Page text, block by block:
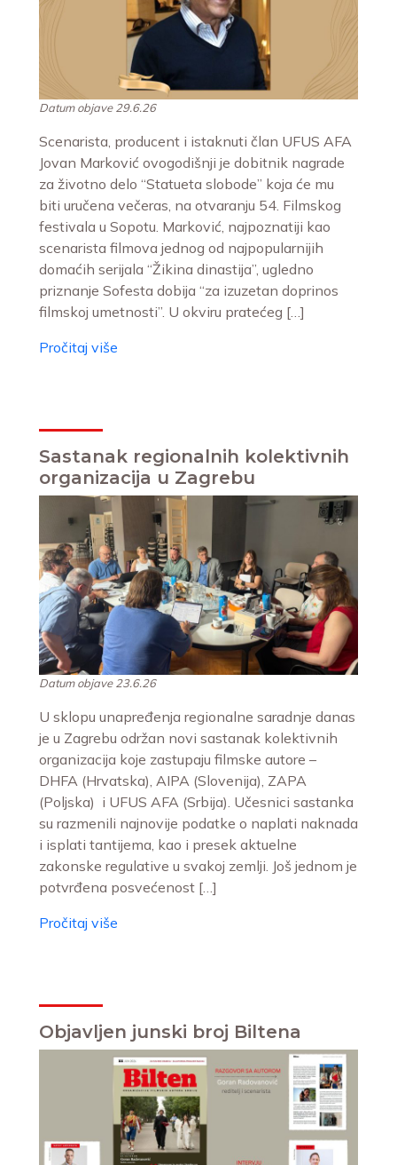
Datum objave 29.6.26
Scenarista, producent i istaknuti član UFUS AFA
Jovan Marković ovogodišnji je dobitnik nagrade
za životno delo “Statueta slobode” koja će mu
biti uručena večeras, na otvaranju 54. Filmskog
festivala u Sopotu. Marković, najpoznatiji kao
scenarista filmova jednog od najpopularnijih
domaćih serijala “Žikina dinastija”, ugledno
priznanje Sofesta dobija “za izuzetan doprinos
filmskoj umetnosti”. U okviru pratećeg […]
Pročitaj više
Sastanak regionalnih kolektivnih
organizacija u Zagrebu
Datum objave 23.6.26
U sklopu unapređenja regionalne saradnje danas
je u Zagrebu održan novi sastanak kolektivnih
organizacija koje zastupaju filmske autore –
DHFA (Hrvatska), AIPA (Slovenija), ZAPA
(Poljska) i UFUS AFA (Srbija). Učesnici sastanka
su razmenili najnovije podatke o naplati naknada
i isplati tantijema, kao i presek aktuelne
zakonske regulative u svakoj zemlji. Još jednom je
potvrđena posvećenost […]
Pročitaj više
Objavljen junski broj Biltena